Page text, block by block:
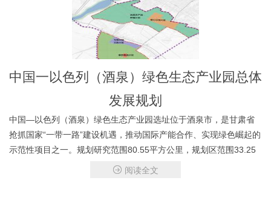
中国一以色列（酒泉）绿色生态产业园总体
发展规划
中国—以色列（酒泉）绿色生态产业园选址位于酒泉市，是甘肃省
抢抓国家“一带一路”建设机遇，推动国际产能合作、实现绿色崛起的
示范性项目之一。规划研究范围80.55平方公里，规划区范围33.25
平方公里，形成“一园两区多片”的空间结构。
阅读全文